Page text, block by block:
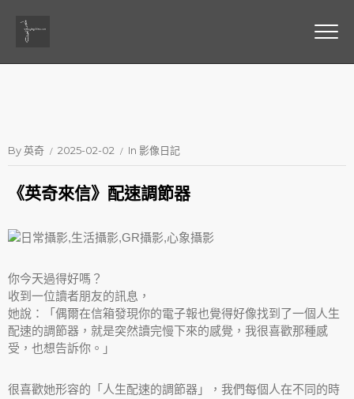
By英奇 2025-02-02 In 影像日記
《英奇來信》配速調節器
你今天過得好嗎？
收到一位讀者朋友的訊息，
她說：「偶爾在信箱發現你的電子報也覺得好像找到了一個人生
配速的調節器，就是突然讀完慢下來的感覺，我很喜歡那種感
受，也想告訴你。」
很喜歡她形容的「人生配速的調節器」，我們每個人在不同的時